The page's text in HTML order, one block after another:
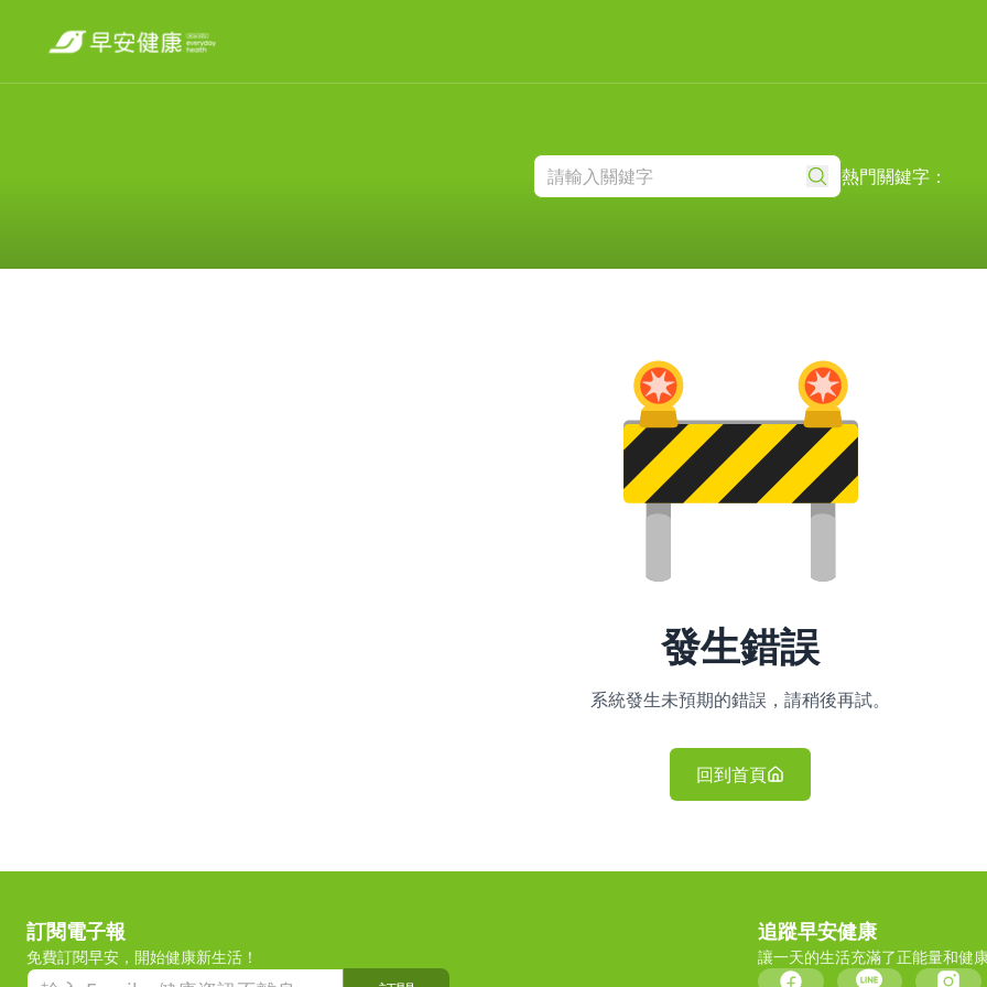
熱門關鍵字：
發生錯誤
系統發生未預期的錯誤，請稍後再試。
回到首頁
訂閱電子報
免費訂閱早安，開始健康新生活！
追蹤早安健康
讓一天的生活充滿了正能量和健